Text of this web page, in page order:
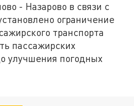
- Назарово в связи с
ограничение
транспорта
пассажирских
улучшения погодных